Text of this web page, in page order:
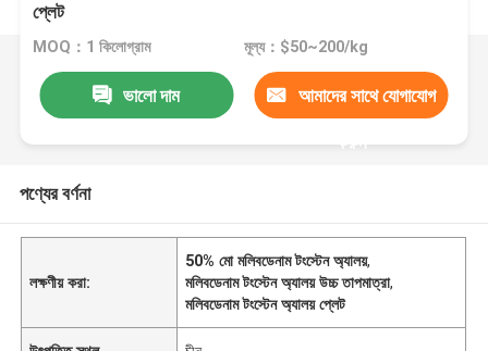
প্লেট
MOQ：1 কিলোগ্রাম মূল্য：$50~200/kg
ভালো দাম আমাদের সাথে যোগাযোগ
করুন
পণ্যের বর্ণনা
লক্ষণীয় করা:
50% মো মলিবডেনাম টংস্টেন অ্যালয়,
মলিবডেনাম টংস্টেন অ্যালয় উচ্চ তাপমাত্রা,
মলিবডেনাম টংস্টেন অ্যালয় প্লেট